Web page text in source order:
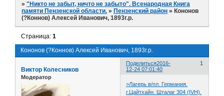
»"Никто не забыт, ничто не забыто". Всенародная Книга
памяти Пензенской области. » Пензенский район » Кононов
(?Коннов) Алексей Иванович, 1893г.р.
Кононов (?Коннов) Алексей Иванович, 1893г.р.
Страница:1
Поделиться 1
2016-
12-24 07:01:40
Виктор Колесников
Модератор
>Лагерь в/пл. Германия.
г.Цайтхайн. Шталаг 304 (IVH).